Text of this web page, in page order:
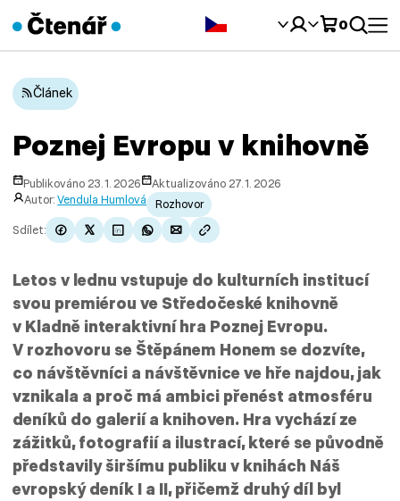
0
Článek
Poznej Evropu v knihovně
Publikováno 23. 1. 2026
Aktualizováno 27. 1. 2026
Autor:Vendula Humlová
Rozhovor
Sdílet:
Letos v lednu vstupuje do kulturních institucí
svou premiérou ve Středočeské knihovně
v Kladně interaktivní hra Poznej Evropu.
V rozhovoru se Štěpánem Honem se dozvíte,
co návštěvníci a návštěvnice ve hře najdou, jak
vznikala a proč má ambici přenést atmosféru
deníků do galerií a knihoven. Hra vychází ze
zážitků, fotografií a ilustrací, které se původně
představily širšímu publiku v knihách Náš
evropský deník I a II, přičemž druhý díl byl